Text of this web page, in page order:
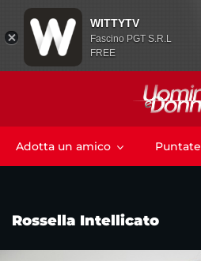
Adotta un amico Puntate
Rossella Intellicato
WITTYTV
Fascino PGT S.R.L
FREE